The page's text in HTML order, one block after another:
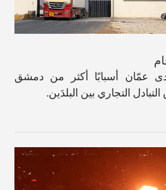
عمّان أسبابًا أكثر من دمشق
التجاري بين البلدَين.